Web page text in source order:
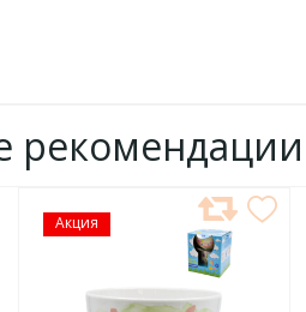
рекомендации
Акция
ДОБАВИТЬ
В